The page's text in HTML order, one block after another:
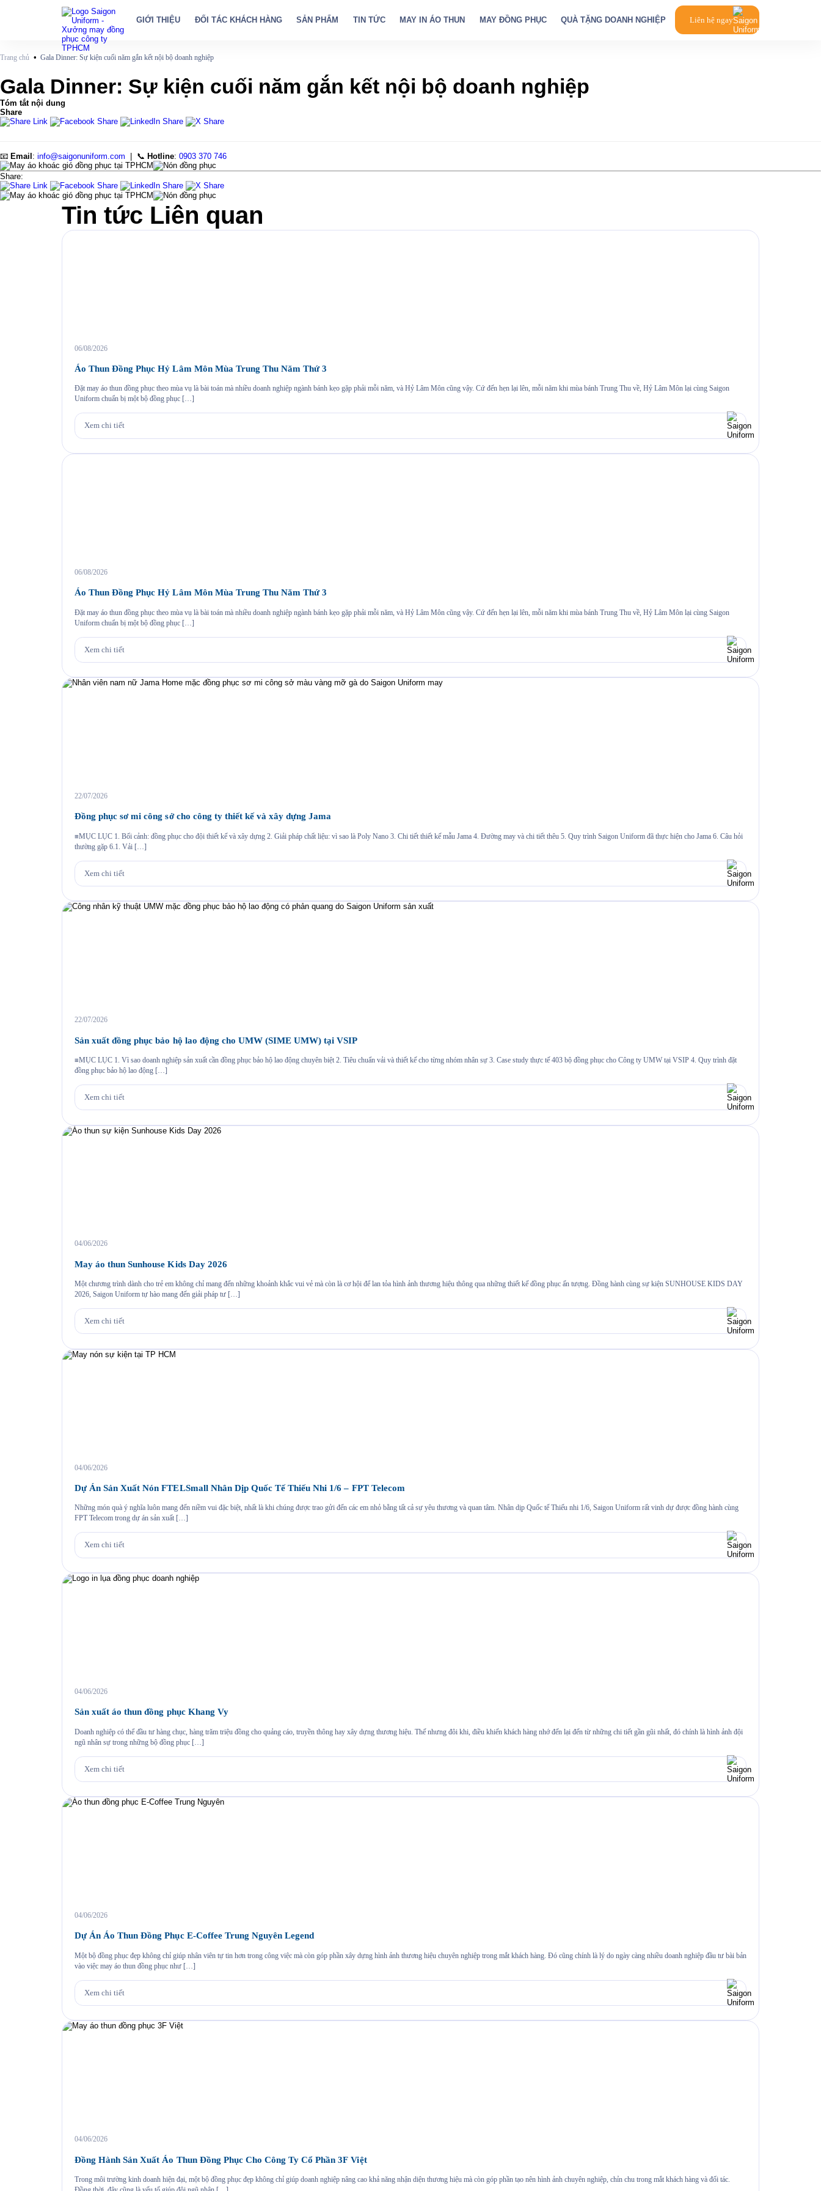
GIỚI THIỆU ĐỐI TÁC KHÁCH HÀNG SẢN PHẨM TIN TỨC MAY IN ÁO THUN MAY ĐỒNG PHỤC QUÀ TẶNG DOANH NGHIỆP Liên hệ ngay
Trang chủ • Gala Dinner: Sự kiện cuối năm gắn kết nội bộ doanh nghiệp
Gala Dinner: Sự kiện cuối năm gắn kết nội bộ doanh nghiệp
Tóm tắt nội dung
Share
📧 Email : info@saigonuniform.com | 📞 Hotline: 0903 370 746
Share:
Tin tức Liên quan
06/08/2026
Áo Thun Đồng Phục Hỷ Lâm Môn Mùa Trung Thu Năm Thứ 3
Đặt may áo thun đồng phục theo mùa vụ là bài toán mà nhiều doanh nghiệp ngành bánh kẹo gặp phải mỗi năm, và Hỷ Lâm Môn cũng vậy. Cứ đến hẹn lại lên, mỗi năm khi mùa bánh Trung Thu về, Hỷ Lâm Môn lại cùng Saigon
Uniform chuẩn bị một bộ đồng phục […]
Xem chi tiết
06/08/2026
Áo Thun Đồng Phục Hỷ Lâm Môn Mùa Trung Thu Năm Thứ 3
Đặt may áo thun đồng phục theo mùa vụ là bài toán mà nhiều doanh nghiệp ngành bánh kẹo gặp phải mỗi năm, và Hỷ Lâm Môn cũng vậy. Cứ đến hẹn lại lên, mỗi năm khi mùa bánh Trung Thu về, Hỷ Lâm Môn lại cùng Saigon
Uniform chuẩn bị một bộ đồng phục […]
Xem chi tiết
22/07/2026
Đồng phục sơ mi công sở cho công ty thiết kế và xây dựng Jama
≡MỤC LỤC 1. Bối cảnh: đồng phục cho đội thiết kế và xây dựng 2. Giải pháp chất liệu: vì sao là Poly Nano 3. Chi tiết thiết kế mẫu Jama 4. Đường may và chi tiết thêu 5. Quy trình Saigon Uniform đã thực hiện cho Jama 6. Câu hỏi
thường gặp 6.1. Vải […]
Xem chi tiết
22/07/2026
Sản xuất đồng phục bảo hộ lao động cho UMW (SIME UMW) tại VSIP
≡MỤC LỤC 1. Vì sao doanh nghiệp sản xuất cần đồng phục bảo hộ lao động chuyên biệt 2. Tiêu chuẩn vải và thiết kế cho từng nhóm nhân sự 3. Case study thực tế 403 bộ đồng phục cho Công ty UMW tại VSIP 4. Quy trình đặt
đồng phục bảo hộ lao động […]
Xem chi tiết
04/06/2026
May áo thun Sunhouse Kids Day 2026
Một chương trình dành cho trẻ em không chỉ mang đến những khoảnh khắc vui vẻ mà còn là cơ hội để lan tỏa hình ảnh thương hiệu thông qua những thiết kế đồng phục ấn tượng. Đồng hành cùng sự kiện SUNHOUSE KIDS DAY
2026, Saigon Uniform tự hào mang đến giải pháp tư […]
Xem chi tiết
04/06/2026
Dự Án Sản Xuất Nón FTELSmall Nhân Dịp Quốc Tế Thiếu Nhi 1/6 – FPT Telecom
Những món quà ý nghĩa luôn mang đến niềm vui đặc biệt, nhất là khi chúng được trao gửi đến các em nhỏ bằng tất cả sự yêu thương và quan tâm. Nhân dịp Quốc tế Thiếu nhi 1/6, Saigon Uniform rất vinh dự được đồng hành cùng
FPT Telecom trong dự án sản xuất […]
Xem chi tiết
04/06/2026
Sản xuất áo thun đồng phục Khang Vy
Doanh nghiệp có thể đầu tư hàng chục, hàng trăm triệu đồng cho quảng cáo, truyền thông hay xây dựng thương hiệu. Thế nhưng đôi khi, điều khiến khách hàng nhớ đến lại đến từ những chi tiết gần gũi nhất, đó chính là hình ảnh đội
ngũ nhân sự trong những bộ đồng phục […]
Xem chi tiết
04/06/2026
Dự Án Áo Thun Đồng Phục E-Coffee Trung Nguyên Legend
Một bộ đồng phục đẹp không chỉ giúp nhân viên tự tin hơn trong công việc mà còn góp phần xây dựng hình ảnh thương hiệu chuyên nghiệp trong mắt khách hàng. Đó cũng chính là lý do ngày càng nhiều doanh nghiệp đầu tư bài bản
vào việc may áo thun đồng phục như […]
Xem chi tiết
04/06/2026
Đồng Hành Sản Xuất Áo Thun Đồng Phục Cho Công Ty Cổ Phần 3F Việt
Trong môi trường kinh doanh hiện đại, một bộ đồng phục đẹp không chỉ giúp doanh nghiệp nâng cao khả năng nhận diện thương hiệu mà còn góp phần tạo nên hình ảnh chuyên nghiệp, chỉn chu trong mắt khách hàng và đối tác.